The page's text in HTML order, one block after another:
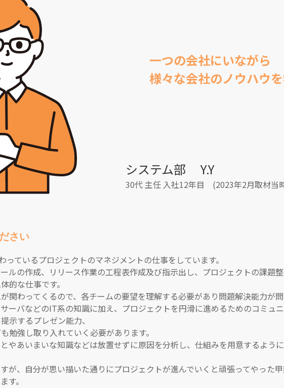
一つの会社にいながら
様々な会社のノウハウ
システム部 Y.Y
30代 主任 入社12年目 (2023年2月取材当
さい
ているプロジェクトのマネジメントの仕事をしています。
ルの作成、リリース作業の工程表作成及び指示出し、プロジェクトの課題
的な仕事です。
関わってくるので、各チームの要望を理解する必要があり問題解決能力が問
ーバなどのIT系の知識に加え、プロジェクトを円滑に進めるためのコミュ
示するプレゼン能力、
勉強し取り入れていく必要があります。
やあいまいな知識などは放置せずに原因を分析し、仕組みを用意するよう
が、自分が思い描いた通りにプロジェクトが進んでいくと頑張ってやった
す。